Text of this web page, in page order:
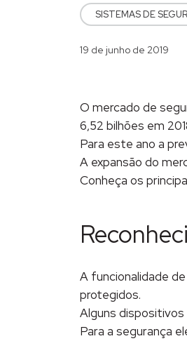
POSTED IN
SISTEMAS DE
Publicado em
19 de junho de 2019
O mercado de
6,52 bilhões em
Para este ano a
A expansão do
Conheça os
A funcionalidade
protegidos.
Alguns
Para a segurança